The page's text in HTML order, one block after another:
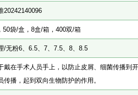
20242140096
50袋/盒，8盒/箱，400双/箱
/无粉6、6.5、7、7.5、8、8.5
在手术人员手上，以防止皮屑、细菌传播到
传播，起到双向生物防护的作用。